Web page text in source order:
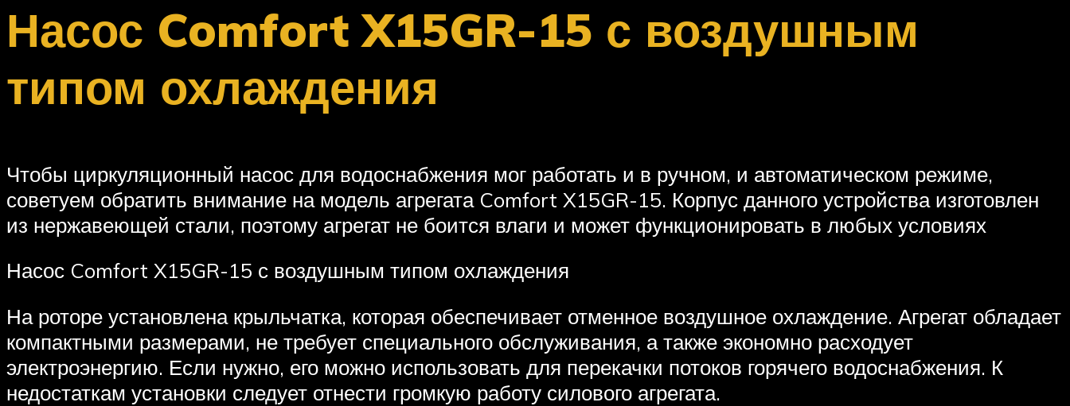
Насос Comfort X15GR-15 с воздушным
типом охлаждения
Чтобы циркуляционный насос для водоснабжения мог работать и в ручном, и автоматическом режиме,
советуем обратить внимание на модель агрегата Comfort X15GR-15. Корпус данного устройства изготовлен
из нержавеющей стали, поэтому агрегат не боится влаги и может функционировать в любых условиях
Насос Comfort X15GR-15 с воздушным типом охлаждения
На роторе установлена крыльчатка, которая обеспечивает отменное воздушное охлаждение. Агрегат обладает
компактными размерами, не требует специального обслуживания, а также экономно расходует
электроэнергию. Если нужно, его можно использовать для перекачки потоков горячего водоснабжения. К
недостаткам установки следует отнести громкую работу силового агрегата.